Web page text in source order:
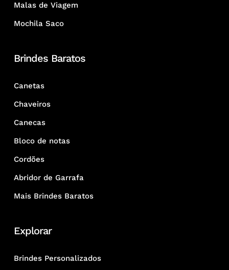
Malas de Viagem
Mochila Saco
Brindes Baratos
Canetas
Chaveiros
Canecas
Bloco de notas
Cordões
Abridor de Garrafa
Mais Brindes Baratos
Explorar
Brindes Personalizados